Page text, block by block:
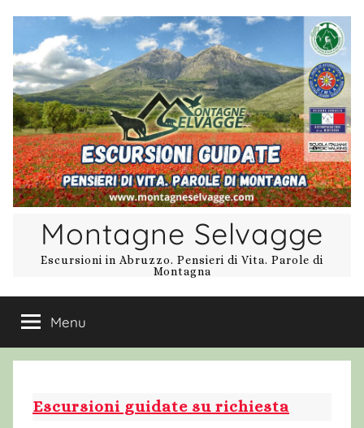
contenuto
Montagne Selvagge
Escursioni in Abruzzo. Pensieri di Vita. Parole di
Montagna
Menu
Escursioni guidate su richiesta